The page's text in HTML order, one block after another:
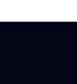
es: